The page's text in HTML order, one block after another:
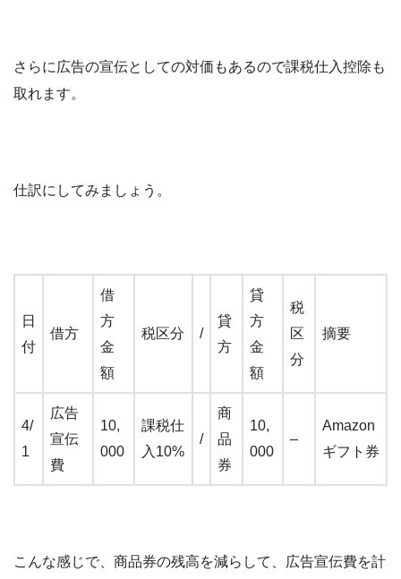
さらに広告の宣伝としての対価もあるので課税仕入控除も
取れます。
仕訳にしてみましょう。
日
付
借方
借
方
金
額
税区分 /
貸
方
貸
方
金
額
税
区
分
摘要
4/
1
広告
宣伝
費
10,
000
課税仕
入10%
/
商
品
券
10,
000
–
Amazon
ギフト券
こんな感じで、商品券の残高を減らして、広告宣伝費を計